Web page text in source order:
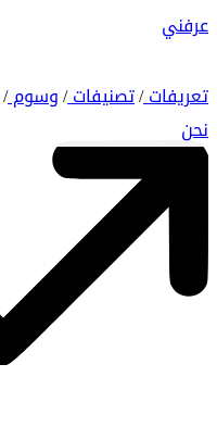
عرفني
تعريفات/ تصنيفات/ وسوم/
نحن